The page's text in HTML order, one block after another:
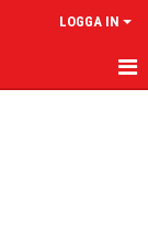
LOGGA IN